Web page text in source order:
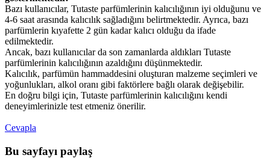
Bazı kullanıcılar, Tutaste parfümlerinin kalıcılığının iyi olduğunu ve
4-6 saat arasında kalıcılık sağladığını belirtmektedir. Ayrıca, bazı
parfümlerin kıyafette 2 gün kadar kalıcı olduğu da ifade
edilmektedir.
Ancak, bazı kullanıcılar da son zamanlarda aldıkları Tutaste
parfümlerinin kalıcılığının azaldığını düşünmektedir.
Kalıcılık, parfümün hammaddesini oluşturan malzeme seçimleri ve
yoğunlukları, alkol oranı gibi faktörlere bağlı olarak değişebilir.
En doğru bilgi için, Tutaste parfümlerinin kalıcılığını kendi
deneyimlerinizle test etmeniz önerilir.
Cevapla
Bu sayfayı paylaş